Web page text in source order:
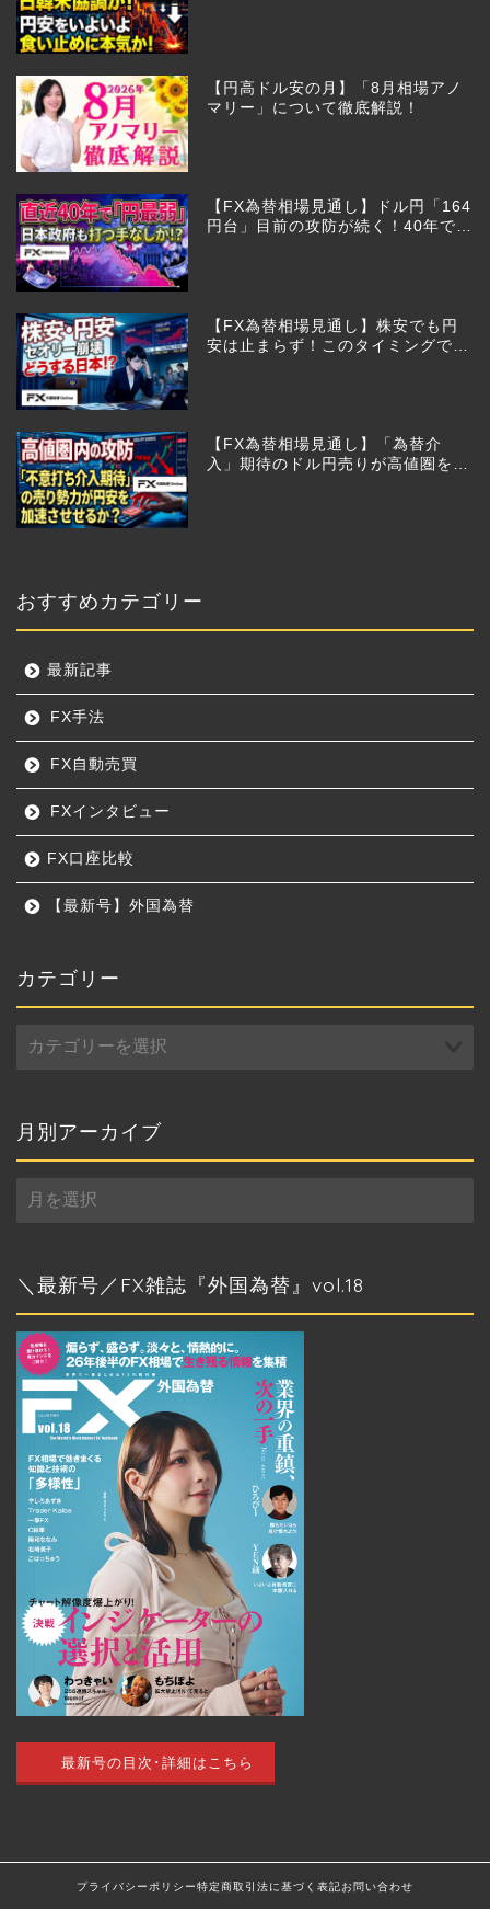
【円高ドル安の月】「8月相場アノ
マリー」について徹底解説！
【FX為替相場見通し】ドル円「164
円台」目前の攻防が続く！40年で円
【FX為替相場見通し】株安でも円
安は止まらず！このタイミングでと
【FX為替相場見通し】「為替介
入」期待のドル円売りが高値圏を維
おすすめカテゴリー
最新記事
FX手法
FX自動売買
FXインタビュー
FX口座比較
【最新号】外国為替
カテゴリー
テ
ー
月別アーカイブ
別
カ
＼最新号／FX雑誌『外国為替』vol.18
最新号の目次･詳細はこちら
プライバシーポリシー特定商取引法に基づく表記お問い合わせ
外国為替 vol.18
発売のお知らせ